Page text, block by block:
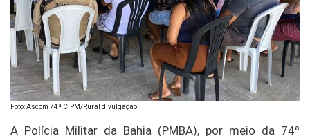
Foto: Ascom 74ª CIPM/Rural divulgação
A Polícia Militar da Bahia (PMBA), por meio da 74ª